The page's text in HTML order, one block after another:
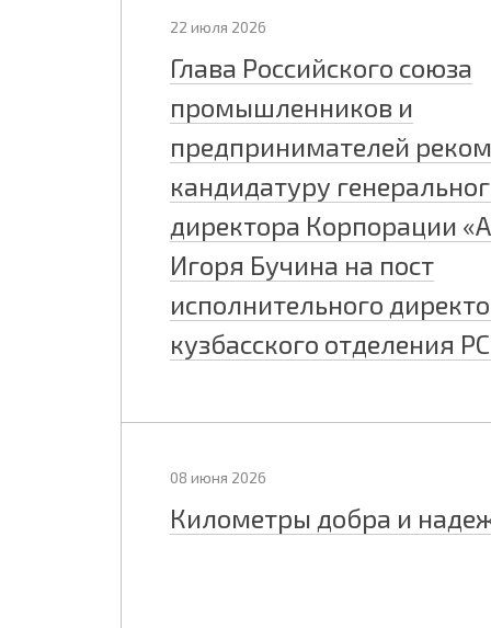
22 июля 2026
Глава Российского союза
промышленников и
предпринимателей
кандидатуру
директора Корпорации
Игоря Бучина на пост
исполнительного
кузбасского отделения
08 июня 2026
Километры добра и